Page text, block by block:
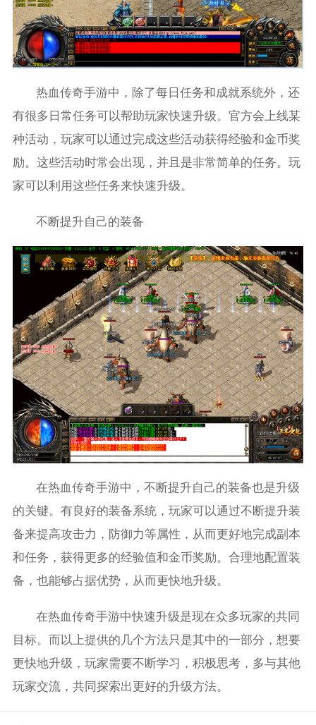
热血传奇手游中，除了每日任务和成就系统外，还
有很多日常任务可以帮助玩家快速升级。官方会上线某
种活动，玩家可以通过完成这些活动获得经验和金币奖
励。这些活动时常会出现，并且是非常简单的任务。玩
家可以利用这些任务来快速升级。
不断提升自己的装备
在热血传奇手游中，不断提升自己的装备也是升级
的关键。有良好的装备系统，玩家可以通过不断提升装
备来提高攻击力，防御力等属性，从而更好地完成副本
和任务，获得更多的经验值和金币奖励。合理地配置装
备，也能够占据优势，从而更快地升级。
在热血传奇手游中快速升级是现在众多玩家的共同
目标。而以上提供的几个方法只是其中的一部分，想要
更快地升级，玩家需要不断学习，积极思考，多与其他
玩家交流，共同探索出更好的升级方法。